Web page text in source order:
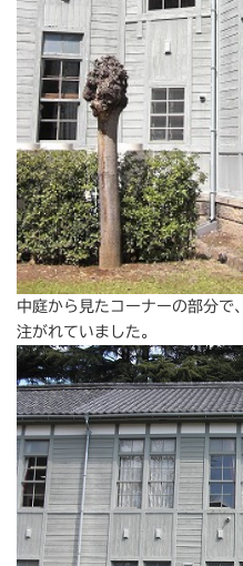
中庭から見たコーナーの部分で
注がれていました。